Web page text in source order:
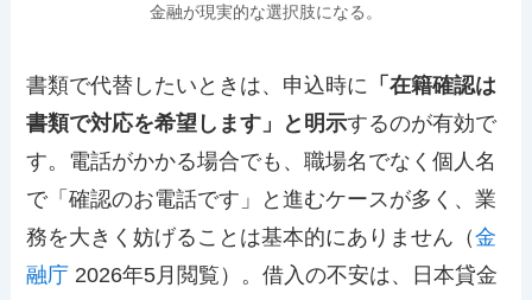
金融が現実的な選択肢になる。
書類で代替したいときは、申込時に 「在籍確認は
書類で対応を希望します」と明示するのが有効で
す。電話がかかる場合でも、職場名でなく個人名
で「確認のお電話です」と進むケースが多く、業
務を大きく妨げることは基本的にありません（金
融庁 2026年5月閲覧）。借入の不安は、日本貸金